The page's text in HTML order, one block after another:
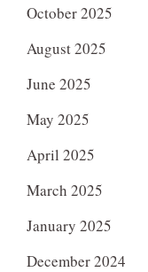
October 2025
August 2025
June 2025
May 2025
April 2025
March 2025
January 2025
December 2024